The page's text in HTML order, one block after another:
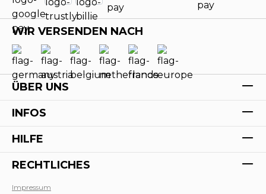
WIR VERSENDEN NACH
ÜBER UNS
INFOS
HILFE
RECHTLICHES
Impressum